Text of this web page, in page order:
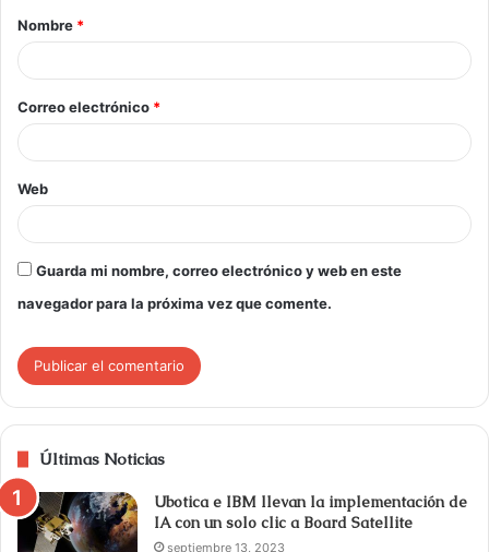
Nombre *
Correo electrónico *
Web
Guarda mi nombre, correo electrónico y web en este
navegador para la próxima vez que comente.
Últimas Noticias
Ubotica e IBM llevan la implementación de
IA con un solo clic a Board Satellite
septiembre 13, 2023